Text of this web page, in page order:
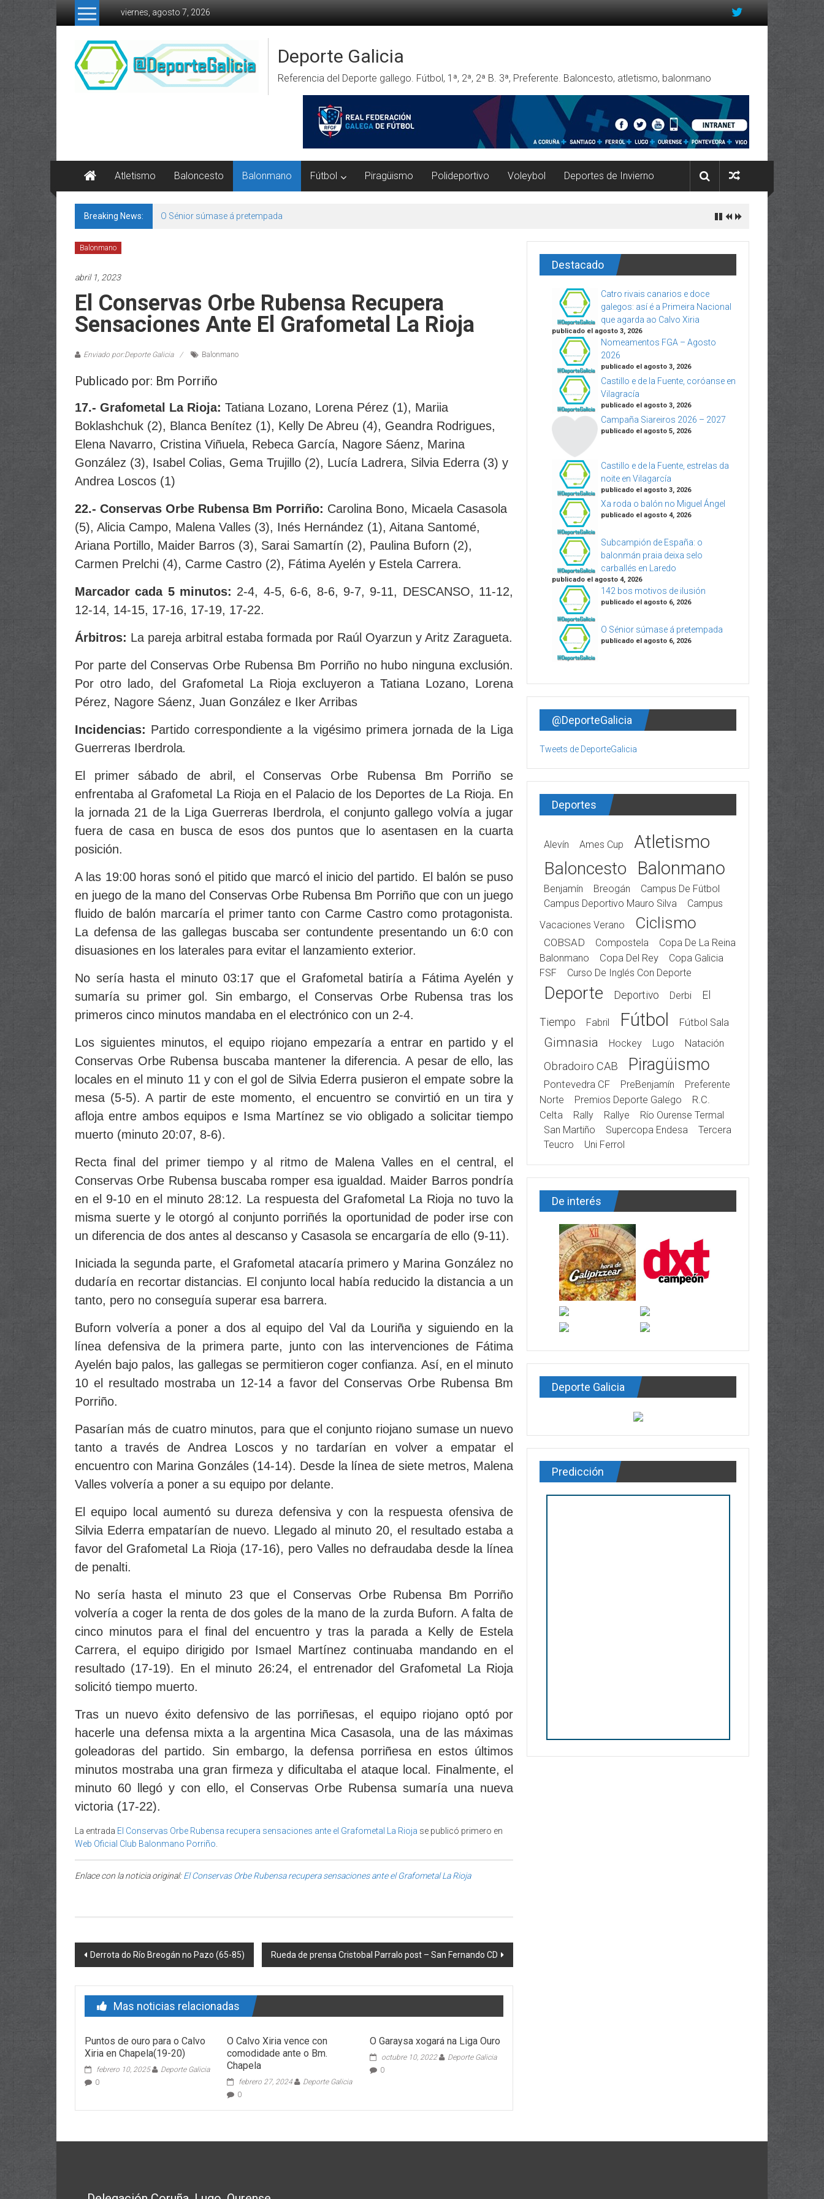
Skip to content
viernes, agosto 7, 2026
Deporte Galicia
Referencia del Deporte gallego. Fútbol, 1ª, 2ª, 2ª B. 3ª, Preferente. Baloncesto, atletismo, balonmano
Atletismo Baloncesto Balonmano Fútbol Piragüismo Polideportivo Voleybol Deportes de Invierno
Breaking News: O Sénior súmase á pretempada
Balonmano
abril 1, 2023
El Conservas Orbe Rubensa Recupera
Sensaciones Ante El Grafometal La Rioja
Enviado por:Deporte Galicia Balonmano
Publicado por: Bm Porriño
17.- Grafometal La Rioja: Tatiana Lozano, Lorena Pérez (1), Mariia
Boklashchuk (2), Blanca Benítez (1), Kelly De Abreu (4), Geandra Rodrigues,
Elena Navarro, Cristina Viñuela, Rebeca García, Nagore Sáenz, Marina
González (3), Isabel Colias, Gema Trujillo (2), Lucía Ladrera, Silvia Ederra (3) y
Andrea Loscos (1)
22.- Conservas Orbe Rubensa Bm Porriño: Carolina Bono, Micaela Casasola
(5), Alicia Campo, Malena Valles (3), Inés Hernández (1), Aitana Santomé,
Ariana Portillo, Maider Barros (3), Sarai Samartín (2), Paulina Buforn (2),
Carmen Prelchi (4), Carme Castro (2), Fátima Ayelén y Estela Carrera.
Marcador cada 5 minutos: 2-4, 4-5, 6-6, 8-6, 9-7, 9-11, DESCANSO, 11-12,
12-14, 14-15, 17-16, 17-19, 17-22.
Árbitros: La pareja arbitral estaba formada por Raúl Oyarzun y Aritz Zaragueta.
Por parte del Conservas Orbe Rubensa Bm Porriño no hubo ninguna exclusión.
Por otro lado, del Grafometal La Rioja excluyeron a Tatiana Lozano, Lorena
Pérez, Nagore Sáenz, Juan González e Iker Arribas
Incidencias: Partido correspondiente a la vigésimo primera jornada de la Liga
Guerreras Iberdrola.
El primer sábado de abril, el Conservas Orbe Rubensa Bm Porriño se
enfrentaba al Grafometal La Rioja en el Palacio de los Deportes de La Rioja. En
la jornada 21 de la Liga Guerreras Iberdrola, el conjunto gallego volvía a jugar
fuera de casa en busca de esos dos puntos que lo asentasen en la cuarta
posición.
A las 19:00 horas sonó el pitido que marcó el inicio del partido. El balón se puso
en juego de la mano del Conservas Orbe Rubensa Bm Porriño que con un juego
fluido de balón marcaría el primer tanto con Carme Castro como protagonista.
La defensa de las gallegas buscaba ser contundente presentando un 6:0 con
disuasiones en los laterales para evitar el lanzamiento exterior.
No sería hasta el minuto 03:17 que el Grafometal batiría a Fátima Ayelén y
sumaría su primer gol. Sin embargo, el Conservas Orbe Rubensa tras los
primeros cinco minutos mandaba en el electrónico con un 2-4.
Los siguientes minutos, el equipo riojano empezaría a entrar en partido y el
Conservas Orbe Rubensa buscaba mantener la diferencia. A pesar de ello, las
locales en el minuto 11 y con el gol de Silvia Ederra pusieron el empate sobre la
mesa (5-5). A partir de este momento, el encuentro se convirtió en un tira y
afloja entre ambos equipos e Isma Martínez se vio obligado a solicitar tiempo
muerto (minuto 20:07, 8-6).
Recta final del primer tiempo y al ritmo de Malena Valles en el central, el
Conservas Orbe Rubensa buscaba romper esa igualdad. Maider Barros pondría
en el 9-10 en el minuto 28:12. La respuesta del Grafometal La Rioja no tuvo la
misma suerte y le otorgó al conjunto porriñés la oportunidad de poder irse con
un diferencia de dos antes al descanso y Casasola se encargaría de ello (9-11).
Iniciada la segunda parte, el Grafometal atacaría primero y Marina González no
dudaría en recortar distancias. El conjunto local había reducido la distancia a un
tanto, pero no conseguía superar esa barrera.
Buforn volvería a poner a dos al equipo del Val da Louriña y siguiendo en la
línea defensiva de la primera parte, junto con las intervenciones de Fátima
Ayelén bajo palos, las gallegas se permitieron coger confianza. Así, en el minuto
10 el resultado mostraba un 12-14 a favor del Conservas Orbe Rubensa Bm
Porriño.
Pasarían más de cuatro minutos, para que el conjunto riojano sumase un nuevo
tanto a través de Andrea Loscos y no tardarían en volver a empatar el
encuentro con Marina Gonzáles (14-14). Desde la línea de siete metros, Malena
Valles volvería a poner a su equipo por delante.
El equipo local aumentó su dureza defensiva y con la respuesta ofensiva de
Silvia Ederra empatarían de nuevo. Llegado al minuto 20, el resultado estaba a
favor del Grafometal La Rioja (17-16), pero Valles no defraudaba desde la línea
de penalti.
No sería hasta el minuto 23 que el Conservas Orbe Rubensa Bm Porriño
volvería a coger la renta de dos goles de la mano de la zurda Buforn. A falta de
cinco minutos para el final del encuentro y tras la parada a Kelly de Estela
Carrera, el equipo dirigido por Ismael Martínez continuaba mandando en el
resultado (17-19). En el minuto 26:24, el entrenador del Grafometal La Rioja
solicitó tiempo muerto.
Tras un nuevo éxito defensivo de las porriñesas, el equipo riojano optó por
hacerle una defensa mixta a la argentina Mica Casasola, una de las máximas
goleadoras del partido. Sin embargo, la defensa porriñesa en estos últimos
minutos mostraba una gran firmeza y dificultaba el ataque local. Finalmente, el
minuto 60 llegó y con ello, el Conservas Orbe Rubensa sumaría una nueva
victoria (17-22).
La entrada El Conservas Orbe Rubensa recupera sensaciones ante el Grafometal La Rioja se publicó primero en
Web Oficial Club Balonmano Porriño
Enlace con la noticia original:El Conservas Orbe Rubensa recupera sensaciones ante el Grafometal La Rioja
Post navigation
Derrota do Río Breogán no Pazo (65-85) Rueda de prensa Cristobal Parralo post – San Fernando CD
Mas noticias relacionadas
Puntos de ouro para o Calvo
Xiria en Chapela(19-20)
febrero 10, 2025
Deporte Galicia
0
O Calvo Xiria vence con
comodidade ante o Bm.
Chapela
febrero 27, 2024
Deporte Galicia
0
O Garaysa xogará na Liga Ouro
octubre 10, 2022
Deporte Galicia
0
Destacado
Catro rivais canarios e doce
galegos: así é a Primeira Nacional
que agarda ao Calvo Xiria
publicado el agosto 3, 2026
Nomeamentos FGA – Agosto
2026
publicado el agosto 3, 2026
Castillo e de la Fuente, coróanse en
Vilagracía
publicado el agosto 3, 2026
Campaña Siareiros 2026 – 2027
publicado el agosto 5, 2026
Castillo e de la Fuente, estrelas da
noite en Vilagarcía
publicado el agosto 3, 2026
Xa roda o balón no Miguel Ángel
publicado el agosto 4, 2026
Subcampión de España: o
balonmán praia deixa selo
carballés en Laredo
publicado el agosto 4, 2026
142 bos motivos de ilusión
publicado el agosto 6, 2026
O Sénior súmase á pretempada
publicado el agosto 6, 2026
@DeporteGalicia
Tweets de DeporteGalicia
Deportes
Alevín Ames Cup Atletismo
Baloncesto Balonmano
Benjamín Breogán
Campus De Fútbol
Campus Deportivo Mauro Silva
Campus
Vacaciones Verano
Ciclismo
COBSAD Compostela
Copa De La Reina
Balonmano
Copa Del Rey
Copa Galicia
FSF
Curso De Inglés Con Deporte
Deporte Deportivo Derbi El
Tiempo Fabril Fútbol Fútbol Sala
Gimnasia Hockey Lugo Natación
Obradoiro CAB Piragüismo
Pontevedra CF PreBenjamín
Preferente
Norte
Premios Deporte Galego
R.C.
Celta
Rally Rallye
Río Ourense Termal
San Martiño
Supercopa Endesa
Tercera
Teucro
Uni Ferrol
De interés
Deporte Galicia
Predicción